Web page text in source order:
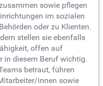
sowie pflegen
im sozialen
oder zu Klienten.
stellen sie ebenfalls
offen auf
in diesem Beruf wichtig.
betraut, führen
innen sowie